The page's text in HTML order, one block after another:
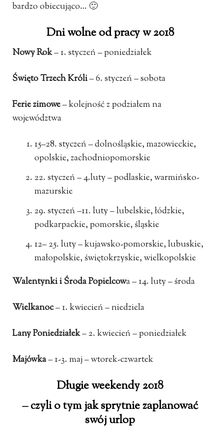
bardzo obiecująco… 🙂
Dni wolne od pracy w 2018
Nowy Rok– 1. styczeń – poniedziałek
Święto Trzech Króli– 6. styczeń – sobota
Ferie zimowe– kolejność z podziałem na
województwa
15–28. styczeń – dolnośląskie, mazowieckie,
opolskie, zachodniopomorskie
22. styczeń – 4.luty – podlaskie, warmińsko-
mazurskie
29. styczeń –11. luty – lubelskie, łódzkie,
podkarpackie, pomorskie, śląskie
12– 25. luty – kujawsko-pomorskie, lubuskie,
małopolskie, świętokrzyskie, wielkopolskie
Walentynki i Środa Popielcowa – 14. luty – środa
Wielkanoc– 1. kwiecień – niedziela
Lany Poniedziałek– 2. kwiecień – poniedziałek
Majówka– 1-3. maj – wtorek-czwartek
Długie weekendy 2018
– czyli o tym jak sprytnie zaplanować
swój urlop